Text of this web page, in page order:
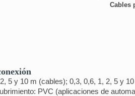
Cables
5 y 10 m (cables); 0,3, 0,6, 1, 2, 5 y
PVC (aplicaciones de